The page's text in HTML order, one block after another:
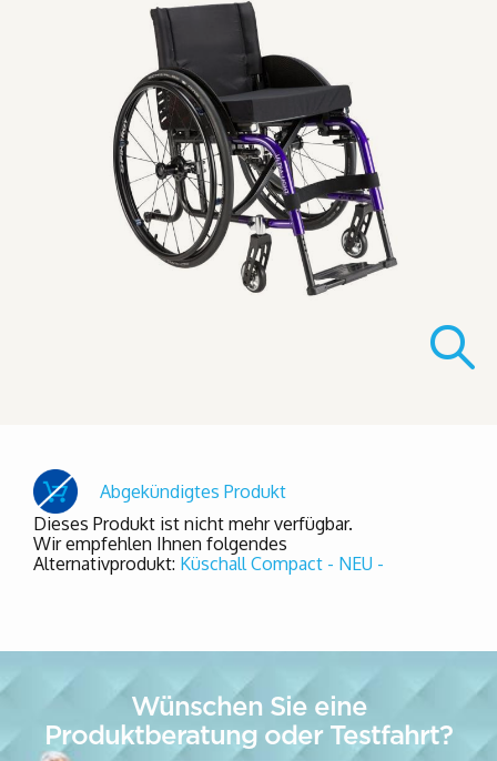
Abgekündigtes Produkt
Dieses Produkt ist nicht mehr verfügbar.
Wir empfehlen Ihnen folgendes
Alternativprodukt: Küschall Compact - NEU -
Wünschen Sie eine
Produktberatung oder Testfahrt?